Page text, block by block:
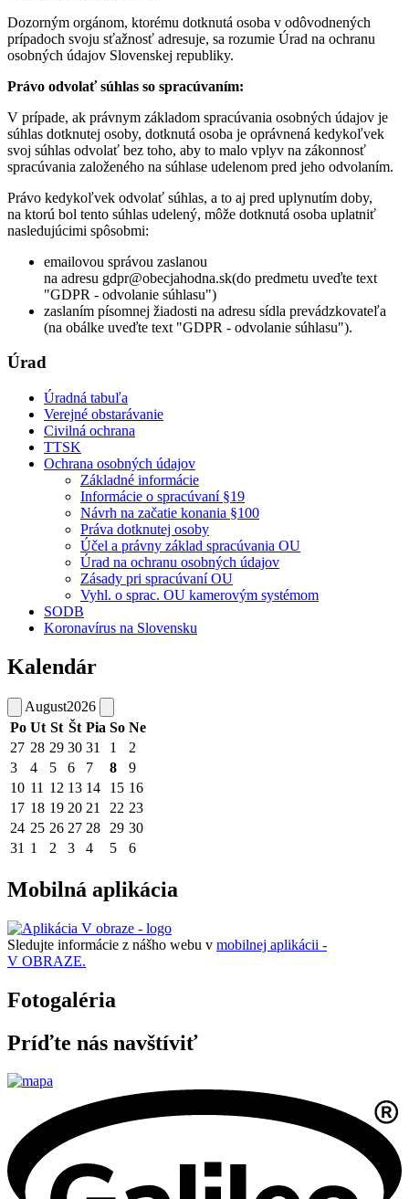
Dozorným orgánom, ktorému dotknutá osoba v odôvodnených
prípadoch svoju sťažnosť adresuje, sa rozumie Úrad na ochranu
osobných údajov Slovenskej republiky.
Právo odvolať súhlas so spracúvaním:
V prípade, ak právnym základom spracúvania osobných údajov je
súhlas dotknutej osoby, dotknutá osoba je oprávnená kedykoľvek
svoj súhlas odvolať bez toho, aby to malo vplyv na zákonnosť
spracúvania založeného na súhlase udelenom pred jeho odvolaním.
Právo kedykoľvek odvolať súhlas, a to aj pred uplynutím doby,
na ktorú bol tento súhlas udelený, môže dotknutá osoba uplatniť
nasledujúcimi spôsobmi:
emailovou správou zaslanou
na adresu gdpr@obecjahodna.sk(do predmetu uveďte text
"GDPR - odvolanie súhlasu")
zaslaním písomnej žiadosti na adresu sídla prevádzkovateľa
(na obálke uveďte text "GDPR - odvolanie súhlasu").
Úrad
Úradná tabuľa
Verejné obstarávanie
Civilná ochrana
TTSK
Ochrana osobných údajov
Základné informácie
Informácie o spracúvaní §19
Návrh na začatie konania §100
Práva dotknutej osoby
Účel a právny základ spracúvania OU
Úrad na ochranu osobných údajov
Zásady pri spracúvaní OU
Vyhl. o sprac. OU kamerovým systémom
SODB
Koronavírus na Slovensku
Kalendár
August2026
Po Ut St Št Pia So Ne
27 28 29 30 31 1
2
3
4 5 6 7 8
9
10 11 12 13 14 15 16
17 18 19 20 21 22 23
24 25 26 27 28 29 30
31 1 2 3 4 5 6
Mobilná aplikácia
Sledujte informácie z nášho webu v mobilnej aplikácii -
V OBRAZE.
Fotogaléria
Príďte nás navštíviť